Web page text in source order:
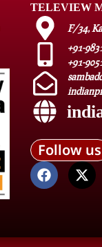
TELEVIEW
F/34,
+91-
+91-
Follow us